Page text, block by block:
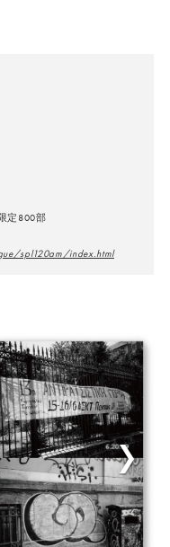
定800部
spl120am/index.html